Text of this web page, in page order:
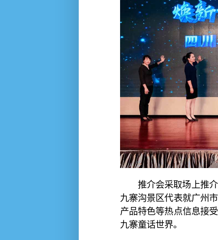
推介会采取场上推
九寨沟景区代表就广州
产品特色等热点信息接
九寨童话世界。